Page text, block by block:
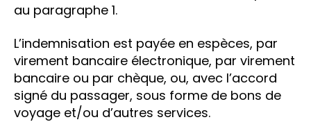
au paragraphe 1.
L’indemnisation est payée en espèces, par
virement bancaire électronique, par virement
bancaire ou par chèque, ou, avec l’accord
signé du passager, sous forme de bons de
voyage et/ou d’autres services.